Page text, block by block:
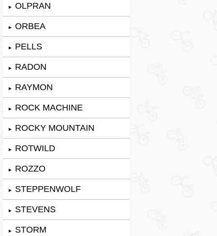
► OLPRAN
► ORBEA
► PELLS
► RADON
► RAYMON
► ROCK MACHINE
► ROCKY MOUNTAIN
► ROTWILD
► ROZZO
► STEPPENWOLF
► STEVENS
► STORM